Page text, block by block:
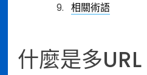
相關術語
什麼是多URL